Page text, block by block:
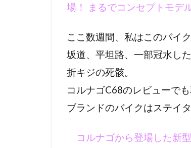
場！ まるでコンセプトモデ
ここ数週間、私はこのバイ
坂道、平坦路、一部冠水し
折キジの死骸。
コルナゴC68のレビューで
ブランドのバイクはステイ
コルナゴから登場した新